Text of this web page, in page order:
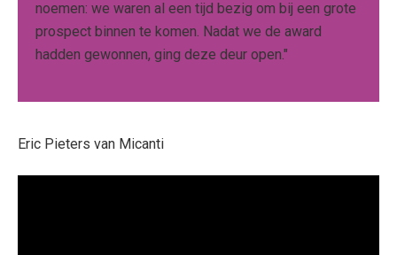
noemen: we waren al een tijd bezig om bij een grote
prospect binnen te komen. Nadat we de award
hadden gewonnen, ging deze deur open."
Eric Pieters van Micanti